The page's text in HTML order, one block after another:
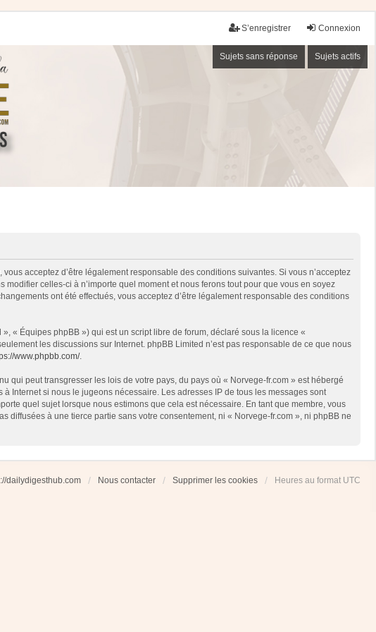
Connexion
S’enregistrer
Sujets sans réponse Sujets actifs
acceptez d’être légalement responsable des conditions suivantes. Si vous n’acceptez
celles-ci à n’importe quel moment et nous ferons tout pour que vous en soyez
ont été effectués, vous acceptez d’être légalement responsable des conditions
« Équipes phpBB ») qui est un script libre de forum, déclaré sous la licence «
les discussions sur Internet. phpBB Limited n’est pas responsable de ce que nous
www.phpbb.com/.
qui peut transgresser les lois de votre pays, du pays où « Norvege-fr.com » est hébergé
Internet si nous le jugeons nécessaire. Les adresses IP de tous les messages sont
quel sujet lorsque nous estimons que cela est nécessaire. En tant que membre, vous
à une tierce partie sans votre consentement, ni « Norvege-fr.com », ni phpBB ne
dailydigesthub.com Nous contacter Supprimer les cookies Heures au format UTC